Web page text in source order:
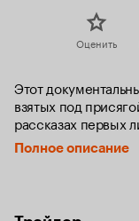
Оценить
Этот
взятых под
рассказах первых
о том, как на самом
Америки - Кеннеди.
Колин
Полное описание